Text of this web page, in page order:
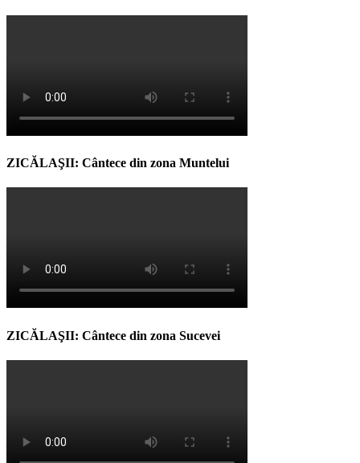
ZICĂLAŞII: Cântece din zona Muntelui
ZICĂLAŞII: Cântece din zona Sucevei